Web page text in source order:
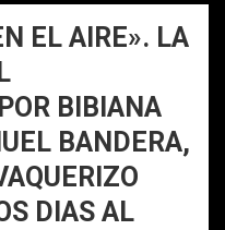
EL AIRE». LA
BIBIANA
BANDERA,
DIAS AL